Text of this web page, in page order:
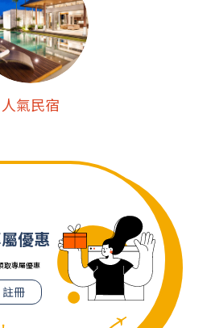
人氣民宿
優惠
取專屬優惠
註冊